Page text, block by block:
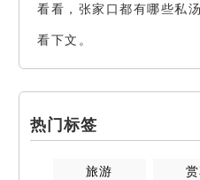
看看，张家口都有哪些私
看下文。
热门标签
旅游